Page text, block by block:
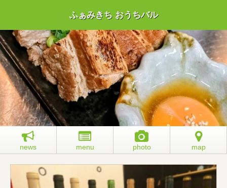
ふぁみきち おうちバル
news menu photo map